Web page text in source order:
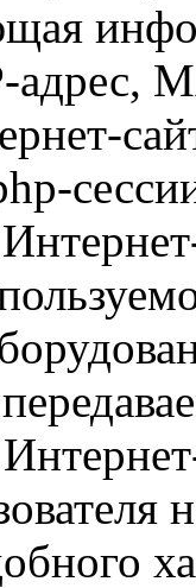
адрес,